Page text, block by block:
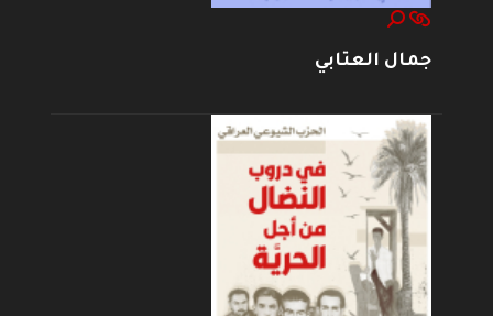
جمال العتابي